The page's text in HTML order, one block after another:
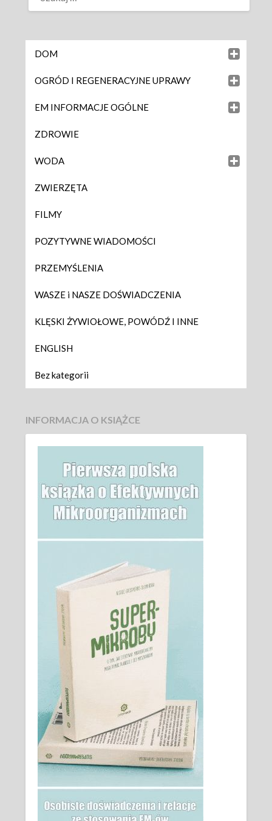
DOM
OGRÓD I REGENERACYJNE UPRAWY
EM INFORMACJE OGÓLNE
ZDROWIE
WODA
ZWIERZĘTA
FILMY
POZYTYWNE WIADOMOŚCI
PRZEMYŚLENIA
WASZE i NASZE DOŚWIADCZENIA
KLĘSKI ŻYWIOŁOWE, POWÓDŹ I INNE
ENGLISH
Bez kategorii
INFORMACJA O KSIĄŻCE